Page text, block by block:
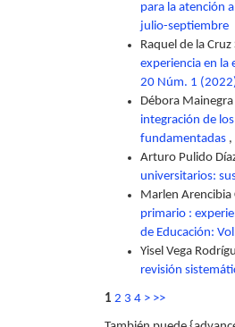
para la atención
julio-septiembre
Raquel de la
experiencia en la
20 Núm. 1
Débora
integración de
fundamentadas ,
Arturo Pulido
universitarios:
Marlen Arencibia
primario :
de Educación:
Yisel Vega
revisión
1 2 3 4 > >>